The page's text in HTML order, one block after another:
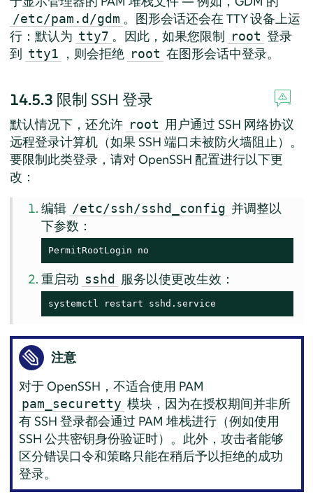
/etc/pam.d/gdm 。图形会话还会在 TTY 设备上运
行：默认为 tty7 。因此，如果您限制 root 登录
到 tty1 ，则会拒绝 root 在图形会话中登录。
14.5.3 限制 SSH 登录
默认情况下，还允许 root 用户通过 SSH 网络协议
远程登录计算机（如果 SSH 端口未被防火墙阻止）。
要限制此类登录，请对 OpenSSH 配置进行以下更
改：
编辑 /etc/ssh/sshd_config 并调整以
下参数：
PermitRootLogin no
重启动 sshd 服务以使更改生效：
systemctl restart sshd.service
注意
对于 OpenSSH，不适合使用 PAM
pam_securetty 模块，因为在授权期间并非所
有 SSH 登录都会通过 PAM 堆栈进行（例如使用
SSH 公共密钥身份验证时）。此外，攻击者能够
区分错误口令和策略只能在稍后予以拒绝的成功
登录。